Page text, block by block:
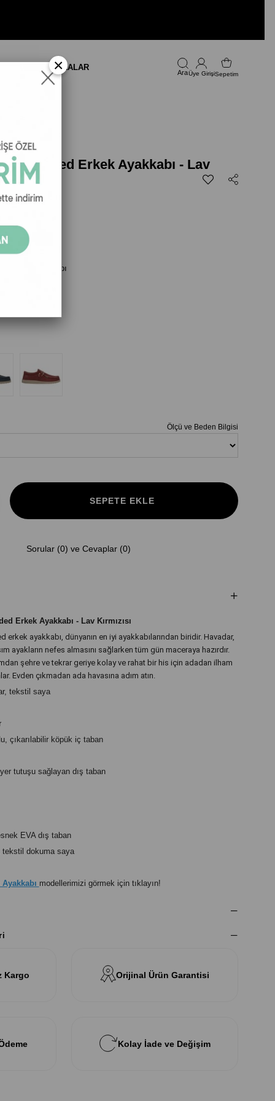
MARKALAR
Üye GirişiSepetim
Braided Erkek Ayakkabı - Lav
Erkek Ayakkabı
Ölçü ve Beden Bilgisi
Sorular (0) ve Cevaplar (0)
Erkek Ayakkabı - Lav Kırmızısı
erkek ayakkabı, dünyanın en iyi ayakkabılarından biridir. Havadar,
ayakların nefes almasını sağlarken tüm gün maceraya hazırdır.
şehre ve tekrar geriye kolay ve rahat bir his için adadan ilham
Evden çıkmadan ada havasına adım atın.
tekstil saya
çıkarılabilir köpük iç taban
tutuşu sağlayan dış taban
EVA dış taban
tekstil dokuma saya
modellerimizi görmek için tıklayın!
Kargo Orijinal Ürün Garantisi
Kolay İade ve Değişim
×